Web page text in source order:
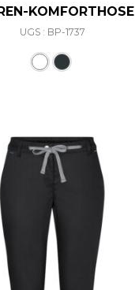
KOMFORTHOSE
UGS : BP-1737